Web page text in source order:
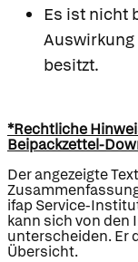
Es ist nicht
besitzt.
*Rechtliche
Beipackzettel-
Der angezeigte
ifap Service-
kann sich von den
unterscheiden. Er
Übersicht.